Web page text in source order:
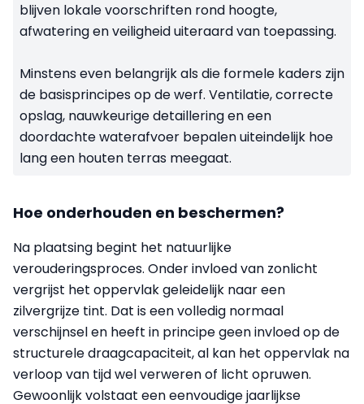
blijven lokale voorschriften rond hoogte,
afwatering en veiligheid uiteraard van toepassing.
Minstens even belangrijk als die formele kaders zijn
de basisprincipes op de werf. Ventilatie, correcte
opslag, nauwkeurige detaillering en een
doordachte waterafvoer bepalen uiteindelijk hoe
lang een houten terras meegaat.
Hoe onderhouden en beschermen?
Na plaatsing begint het natuurlijke
verouderingsproces. Onder invloed van zonlicht
vergrijst het oppervlak geleidelijk naar een
zilvergrijze tint. Dat is een volledig normaal
verschijnsel en heeft in principe geen invloed op de
structurele draagcapaciteit, al kan het oppervlak na
verloop van tijd wel verweren of licht opruwen.
Gewoonlijk volstaat een eenvoudige jaarlijkse